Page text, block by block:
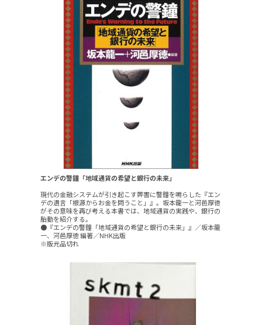
エンデの警鐘「地域通貨の希望と銀行の未来」
現代の金融システムが引き起こす弊害に警鐘を鳴らした『エン
デの遺言「根源からお金を問うこと」』。坂本龍一と河邑厚徳
がその意味を再び考える本書では、地域通貨の実践や、銀行の
胎動を紹介する。
●『エンデの警鐘「地域通貨の希望と銀行の未来」』／坂本龍
一、河邑厚徳 編著／NHK出版
※版元品切れ